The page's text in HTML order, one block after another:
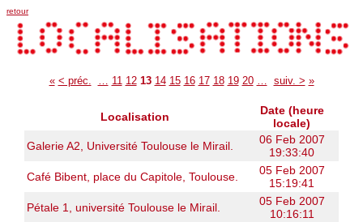
retour
« < préc. … 11 12 13 14 15 16 17 18 19 20 … suiv. > »
Localisation
Date (heure
locale)
Galerie A2, Université Toulouse le Mirail.
06 Feb 2007
19:33:40
Café Bibent, place du Capitole, Toulouse.
05 Feb 2007
15:19:41
Pétale 1, université Toulouse le Mirail.
05 Feb 2007
10:16:11